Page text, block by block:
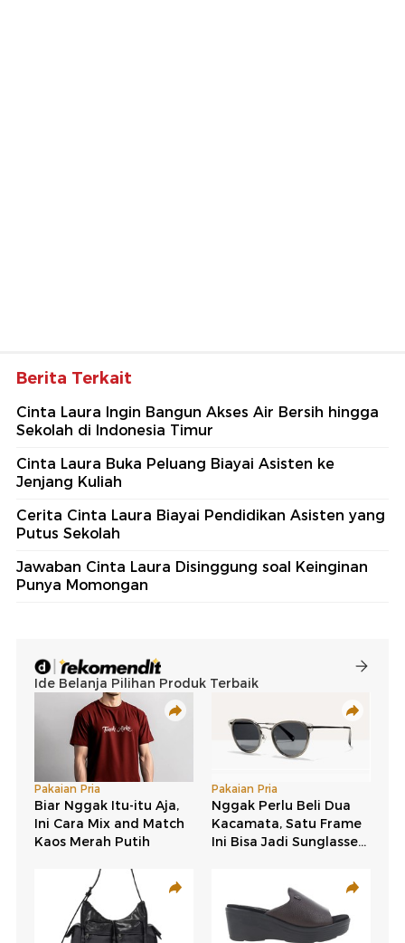
Berita Terkait
Cinta Laura Ingin Bangun Akses Air Bersih hingga
Sekolah di Indonesia Timur
Cinta Laura Buka Peluang Biayai Asisten ke
Jenjang Kuliah
Cerita Cinta Laura Biayai Pendidikan Asisten yang
Putus Sekolah
Jawaban Cinta Laura Disinggung soal Keinginan
Punya Momongan